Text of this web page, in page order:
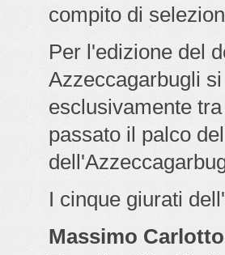
compito di
Per l'edizione del
Azzeccagarbugli
esclusivamente
passato il palco
I cinque giurati
Massimo